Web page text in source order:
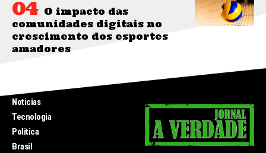
O impacto das
comunidades digitais no
crescimento dos esportes
amadores
Noticias
Tecnologia
Politica
Brasil